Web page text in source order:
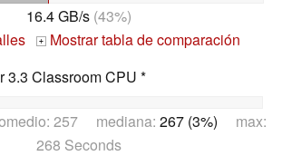
16.4 GB/s (43%)
+
Mostrar tabla de comparación
3.3 Classroom CPU *
257 mediana: 267 (3%) max:
268 Seconds